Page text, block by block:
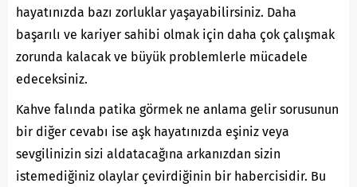
hayatınızda bazı zorluklar yaşayabilirsiniz. Daha
başarılı ve kariyer sahibi olmak için daha çok çalışmak
zorunda kalacak ve büyük problemlerle mücadele
edeceksiniz.
Kahve falında patika görmek ne anlama gelir sorusunun
bir diğer cevabı ise aşk hayatınızda eşiniz veya
sevgilinizin sizi aldatacağına arkanızdan sizin
istemediğiniz olaylar çevirdiğinin bir habercisidir. Bu